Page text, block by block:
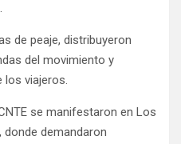
de peaje, distribuyeron
del movimiento y
los viajeros.
se manifestaron en Los
demandaron